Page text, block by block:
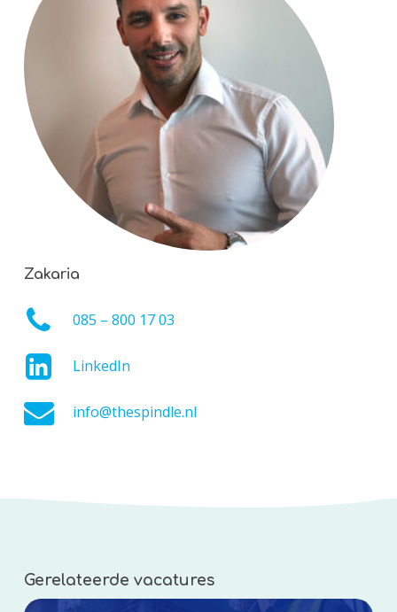
Zakaria
085 – 800 17 03
LinkedIn
info@thespindle.nl
Gerelateerde vacatures